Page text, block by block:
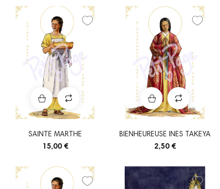
SAINTE MARTHE
15,00 €
BIENHEUREUSE INES TAKEYA
2,50 €